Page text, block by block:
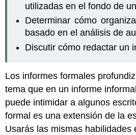
utilizadas en el fondo de
Determinar cómo
basado en el análisis de
Discutir cómo redactar un
Los informes formales
tema que en un informe
puede intimidar a algunos
formal es una extensión de la
Usarás las mismas habilidades